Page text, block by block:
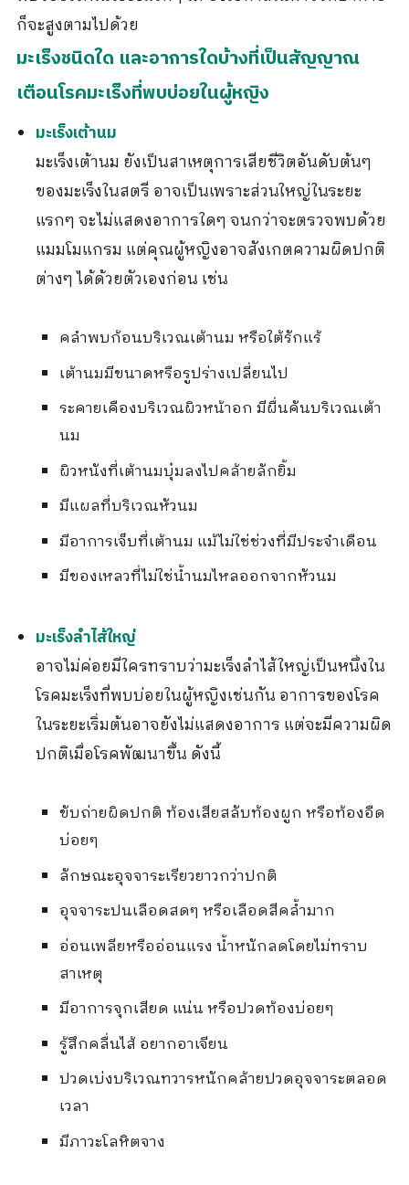
ก็จะสูงตามไปด้วย
มะเร็งชนิดใด และอาการใดบ้างที่เป็นสัญญาณ
เตือนโรคมะเร็งที่พบบ่อยในผู้หญิง
มะเร็งเต้านม
มะเร็งเต้านม ยังเป็นสาเหตุการเสียชีวิตอันดับต้นๆ
ของมะเร็งในสตรี อาจเป็นเพราะส่วนใหญ่ในระยะ
แรกๆ จะไม่แสดงอาการใดๆ จนกว่าจะตรวจพบด้วย
แมมโมแกรม แต่คุณผู้หญิงอาจสังเกตความผิดปกติ
ต่างๆ ได้ด้วยตัวเองก่อน เช่น
คลำพบก้อนบริเวณเต้านม หรือใต้รักแร้
เต้านมมีขนาดหรือรูปร่างเปลี่ยนไป
ระคายเคืองบริเวณผิวหน้าอก มีผื่นคันบริเวณเต้า
นม
ผิวหนังที่เต้านมบุ๋มลงไปคล้ายลักยิ้ม
มีแผลที่บริเวณหัวนม
มีอาการเจ็บที่เต้านม แม้ไม่ใช่ช่วงที่มีประจำเดือน
มีของเหลวที่ไม่ใช่น้ำนมไหลออกจากหัวนม
มะเร็งลำไส้ใหญ่
อาจไม่ค่อยมีใครทราบว่ามะเร็งลำไส้ใหญ่เป็นหนึ่งใน
โรคมะเร็งที่พบบ่อยในผู้หญิงเช่นกัน อาการของโรค
ในระยะเริ่มต้นอาจยังไม่แสดงอาการ แต่จะมีความผิด
ปกติเมื่อโรคพัฒนาขึ้น ดังนี้
ขับถ่ายผิดปกติ ท้องเสียสลับท้องผูก หรือท้องอืด
บ่อยๆ
ลักษณะอุจจาระเรียวยาวกว่าปกติ
อุจจาระปนเลือดสดๆ หรือเลือดสีคล้ำมาก
อ่อนเพลียหรืออ่อนแรง น้ำหนักลดโดยไม่ทราบ
สาเหตุ
มีอาการจุกเสียด แน่น หรือปวดท้องบ่อยๆ
รู้สึกคลื่นไส้ อยากอาเจียน
ปวดเบ่งบริเวณทวารหนักคล้ายปวดอุจจาระตลอด
เวลา
มีภาวะโลหิตจาง